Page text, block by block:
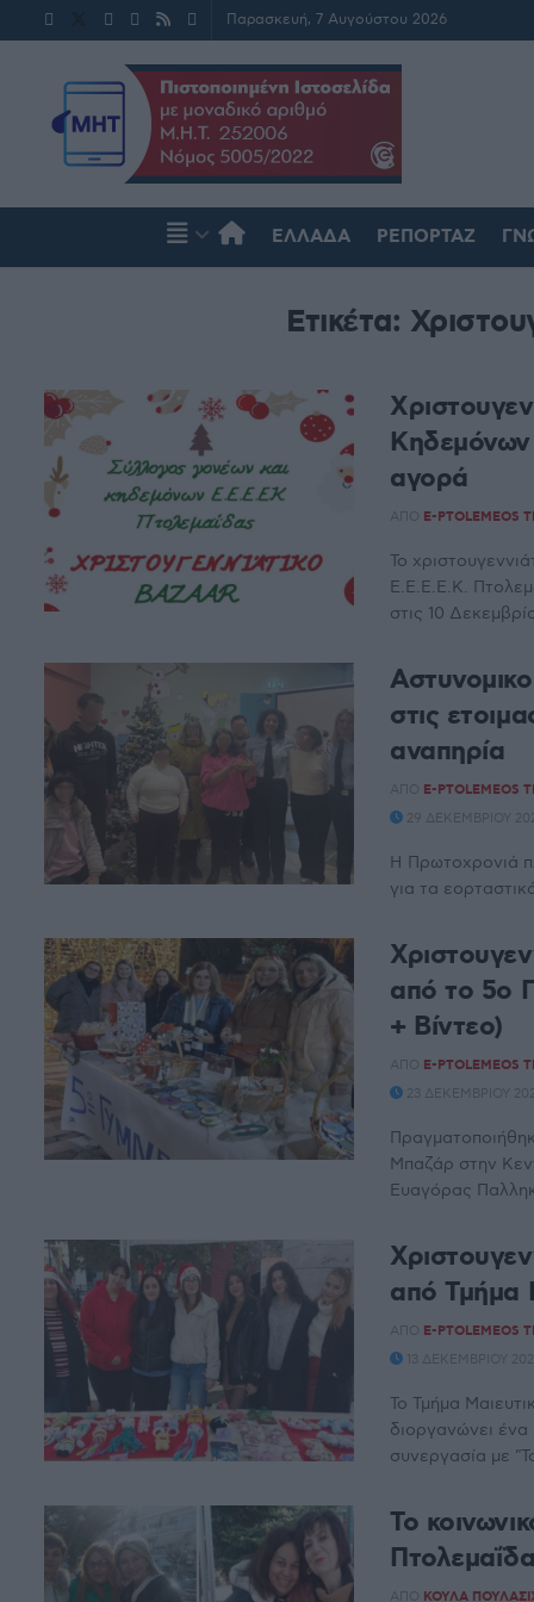
Παρασκευή, 7 Αυγούστου 2026
ΕΛΛΆΔΑ ΡΕΠΟΡΤΆΖ
Ετικέτα:
αγορά
ΑΠΌ E-PTOLEMEOS
Το
Ε.Ε.Ε.Ε.Κ.
στις 10
στις
αναπηρία
ΑΠΌ E-PTOLEMEOS
29 ΔΕΚΕΜΒΡΊΟΥ
Η Πρωτοχρονιά
για τα
από το 5ο
+ Βίντεο)
ΑΠΌ E-PTOLEMEOS
23 ΔΕΚΕΜΒΡΊΟΥ
Μπαζάρ στην
Ευαγόρας
από Τμήμα
ΑΠΌ E-PTOLEMEOS
13 ΔΕΚΕΜΒΡΊΟΥ
Το Τμήμα
διοργανώνει
συνεργασία με
Το
ΑΠΌ ΚΟΎΛΑ